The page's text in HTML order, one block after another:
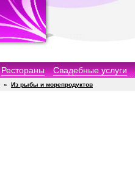
Рестораны Свадебные услуги
» Из рыбы и морепродуктов